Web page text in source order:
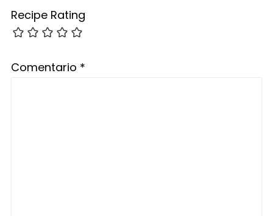
Recipe Rating
Comentario *